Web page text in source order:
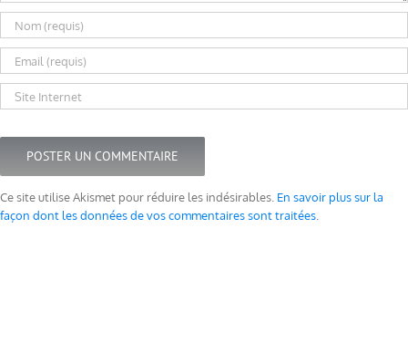
Ce site utilise Akismet pour réduire les indésirables. En savoir plus sur la
façon dont les données de vos commentaires sont traitées.